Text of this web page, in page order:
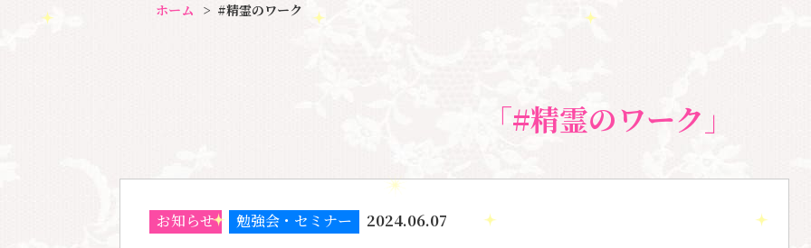
ホーム #精霊のワーク
「#精霊のワーク」
お知らせ 勉強会・セミナー 2024.06.07